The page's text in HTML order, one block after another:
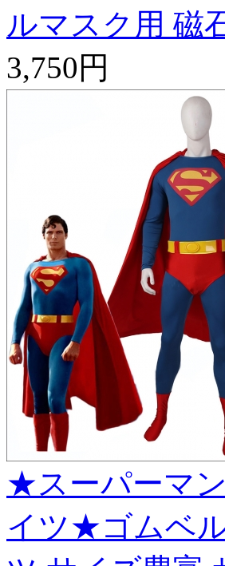
ルマスク用 磁
3,750円
★スーパーマン
イツ★ゴムベル